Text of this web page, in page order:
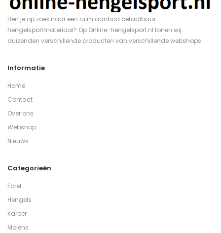
Ben je op zoek naar een ruim aanbod betaalbaar
hengelsportmateriaal? Op Online-hengelsport.nl tonen wij
duizenden verschillende producten van verschillende webshops.
Informatie
Home
Contact
Over ons
Webshop
Nieuws
Categorieën
Forel
Hengels
Karper
Molens